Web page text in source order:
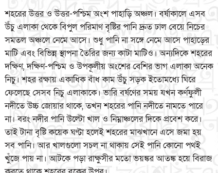
শহরের উত্তর ও উত্তর-পশ্চিম অংশ পাহাড়ি অঞ্চল। বর্ষাকালে এসব
উঁচু এলাকা থেকে বিপুল পরিমাণ বৃষ্টির পানি দ্রুত ঢাল বেয়ে নিচের
সমতল অঞ্চলে নেমে আসে। শুধু পানি না সঙ্গে নেমে আসে পাহাড়ের
মাটি এবং বিভিন্ন স্থাপনা তৈরির জন্য কাটা মাটিও। অন্যদিকে শহরের
দক্ষিণ, দক্ষিণ-পশ্চিম ও উপকূলীয় অংশের বেশির ভাগ এলাকা অনেক
নিচু। শহর রক্ষায় একাধিক বাঁধ কাম উঁচু সড়ক ইতোমধ্যে ঘিরে
ফেলেছে সেসব নিচু এলাকাকে। ভারি বর্ষণের সময় যখন কর্ণফুলী
নদীতে উচ্চ জোয়ার থাকে, তখন শহরের পানি নদীতে নামতে পারে
না। বরং নদীর পানি উল্টো খাল ও নিম্নাঞ্চলের দিকে প্রবেশ করে।
তাই টানা বৃষ্টি কয়েক ঘণ্টা হলেই শহরের মাঝখানে এসে জমা হয়
সব পানি। আর খালগুলো সচল না থাকায় সেই পানি কোনো পথই
খুঁজে পায় না। আটকে পড়া রাক্ষুসীর মতো ভয়ঙ্কর আতঙ্ক হয়ে বিরাজ